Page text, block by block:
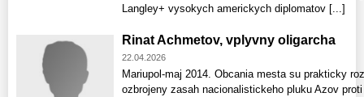
Langley+ vysokych americkych diplomatov [...]
Rinat Achmetov, vplyvny oligarcha
22.04.2026
Mariupol-maj 2014. Obcania mesta su prakticky
ozbrojeny zasah nacionalistickeho pluku Azov